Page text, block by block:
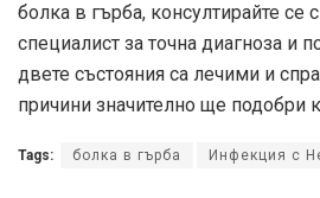
болка в гърба, консултирайте се
специалист за точна диагноза и
двете състояния са лечими и
причини значително ще подобри
Tags: болка в гърба Инфекция с